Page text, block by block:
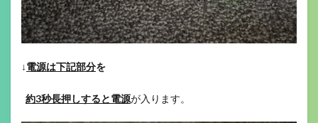
↓電源は下記部分を
約3秒長押しすると電源が入ります。